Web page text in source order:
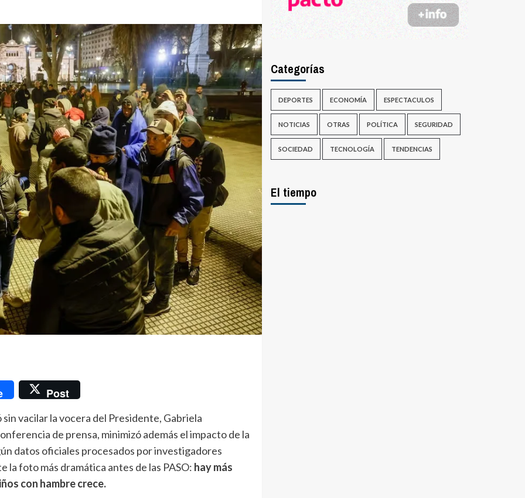
Post
vacilar la vocera del Presidente, Gabriela
de prensa, minimizó además el impacto de la
datos oficiales procesados por investigadores
la foto más dramática antes de las PASO: hay más
con hambre crece.
Categorías
DEPORTES ECONOMÍA ESPECTACULOS
NOTICIAS OTRAS POLÍTICA SEGURIDAD
SOCIEDAD TECNOLOGÍA TENDENCIAS
El tiempo